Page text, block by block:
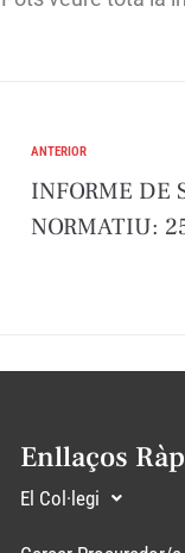
ANTERIOR
INFORME DE
NORMATIU:
Enllaços
El Col·legi